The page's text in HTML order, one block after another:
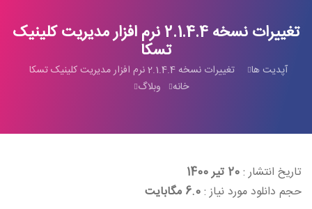
تغییرات نسخه 2.1.4.4 نرم افزار مدیریت کلینیک
تسکا
تغییرات نسخه 2.1.4.4 نرم افزار مدیریت کلینیک تسکا
آپدیت ها
وبلاگ
خانه
تاریخ انتشار :20 تیر 1400
حجم دانلود مورد نیاز :6.0 مگابایت